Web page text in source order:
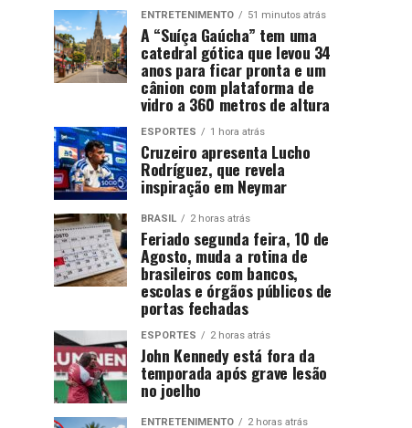
ENTRETENIMENTO 51 minutos atrás
A “Suíça Gaúcha” tem uma
catedral gótica que levou 34
anos para ficar pronta e um
cânion com plataforma de
vidro a 360 metros de altura
ESPORTES 1 hora atrás
Cruzeiro apresenta Lucho
Rodríguez, que revela
inspiração em Neymar
BRASIL 2 horas atrás
Feriado segunda feira, 10 de
Agosto, muda a rotina de
brasileiros com bancos,
escolas e órgãos públicos de
portas fechadas
ESPORTES 2 horas atrás
John Kennedy está fora da
temporada após grave lesão
no joelho
ENTRETENIMENTO 2 horas atrás